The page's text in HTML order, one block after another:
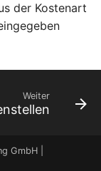
der Kostenart
Weiter
GmbH |